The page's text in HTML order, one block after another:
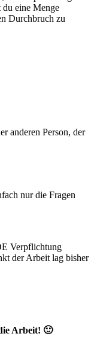
du eine Menge
Durchbruch zu
anderen Person, der
nur die Fragen
Verpflichtung
der Arbeit lag bisher
Arbeit! 🙂